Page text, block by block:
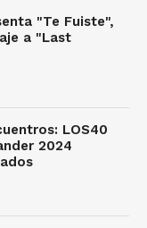
"Te Fuiste",
a "Last
LOS40
2024